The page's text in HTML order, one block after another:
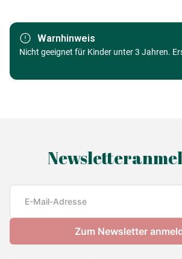
Marke Heye
Kategorie Puzzle -
Alter
Puzzle für
Warnhinweis
Nicht geeignet für Kinder unter 3 Jahren.